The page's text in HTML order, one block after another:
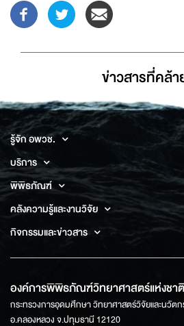
ข่าวสารที่่คล้
รู้จัก อพวช.
บริการ
พิพิธภัณฑ์
คลังความรู้และงานวิจัย
กิจกรรมและข่าวสาร
องค์การพิพิธภัณฑ์วิทยาศาสตร์แห่งชาติ
กระทรวงการอุดมศึกษา วิทยาศาสตร์วิจัยและนวัต
อ.คลองหลวง จ.ปทุมธานี 12120